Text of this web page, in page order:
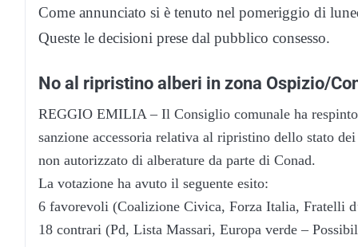
Come annunciato si è tenuto nel pomeriggio di
Queste le decisioni prese dal pubblico consesso.
No al ripristino alberi in zona Ospizio/
REGGIO EMILIA – Il Consiglio comunale ha
sanzione accessoria relativa al ripristino dello stato
non autorizzato di alberature da parte di Conad.
La votazione ha avuto il seguente esito:
6 favorevoli (Coalizione Civica, Forza Italia, Fratelli
18 contrari (Pd, Lista Massari, Europa verde –